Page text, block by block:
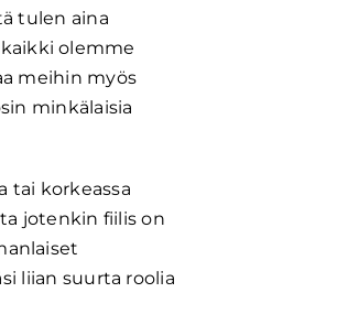
tulen aina
olemme
meihin myös
minkälaisia
tai korkeassa
jotenkin fiilis on
liian suurta roolia